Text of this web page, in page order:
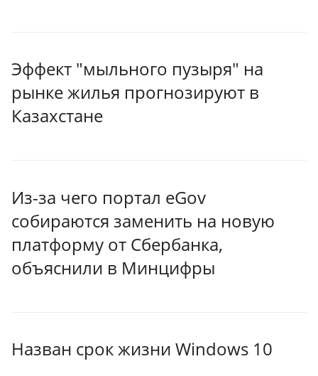
Эффект "мыльного пузыря" на
рынке жилья прогнозируют в
Казахстане
Из-за чего портал eGov
собираются заменить на новую
платформу от Сбербанка,
объяснили в Минцифры
Назван срок жизни Windows 10